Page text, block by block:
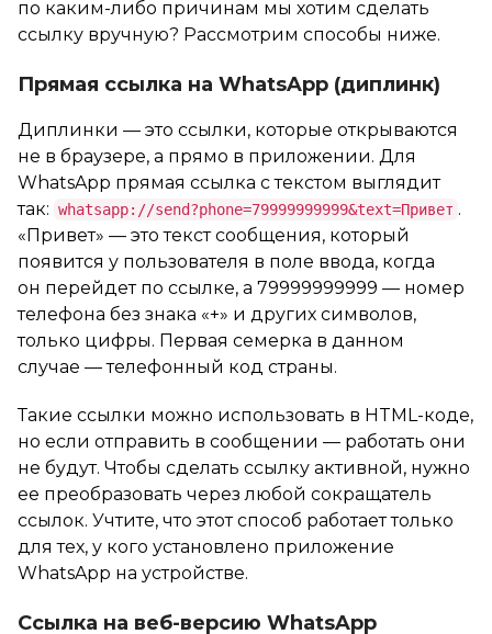
по каким-либо причинам мы хотим сделать
ссылку вручную? Рассмотрим способы ниже.
Прямая ссылка на WhatsApp (диплинк)
Диплинки — это ссылки, которые открываются
не в браузере, а прямо в приложении. Для
WhatsApp прямая ссылка с текстом выглядит
так: whatsapp://send?phone=79999999999&text=Привет .
«Привет» — это текст сообщения, который
появится у пользователя в поле ввода, когда
он перейдет по ссылке, а 79999999999 — номер
телефона без знака «+» и других символов,
только цифры. Первая семерка в данном
случае — телефонный код страны.
Такие ссылки можно использовать в HTML-коде,
но если отправить в сообщении — работать они
не будут. Чтобы сделать ссылку активной, нужно
ее преобразовать через любой сокращатель
ссылок. Учтите, что этот способ работает только
для тех, у кого установлено приложение
WhatsApp на устройстве.
Ссылка на веб-версию WhatsApp